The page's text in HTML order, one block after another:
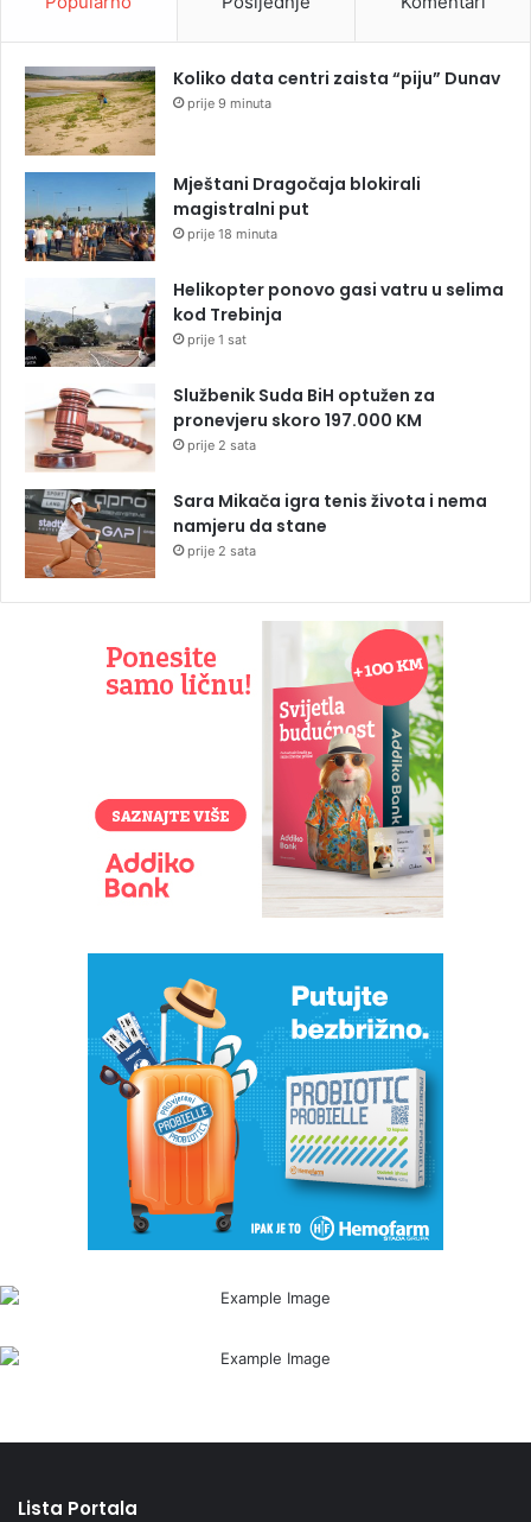
Koliko data centri zaista “piju” Dunav
prije 9 minuta
Mještani Dragočaja blokirali
magistralni put
prije 18 minuta
Helikopter ponovo gasi vatru u selima
kod Trebinja
prije 1 sat
Službenik Suda BiH optužen za
pronevjeru skoro 197.000 KM
prije 2 sata
Sara Mikača igra tenis života i nema
namjeru da stane
prije 2 sata
Lista Portala